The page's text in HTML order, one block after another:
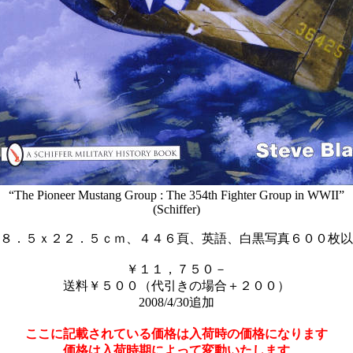
“The Pioneer Mustang Group : The 354th Fighter Group in WWII”
(Schiffer)
．５ｘ２２．５ｃｍ、４４６頁、英語、白黒写真６００枚
￥１１，７５０－
送料￥５００（代引きの場合＋２００）
2008/4/30追加
ここに記載されている価格は入荷時の価格になります
価格は入荷時期によって変動いたします